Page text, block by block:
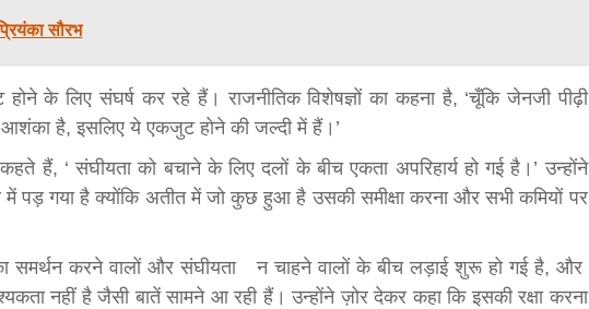
सौरभ
के लिए संघर्ष कर रहे हैं। राजनीतिक विशेषज्ञों का कहना है, ‘चूँकि जेनजी पीढ़ी
है, इसलिए ये एकजुट होने की जल्दी में हैं।’
हैं, ‘ संघीयता को बचाने के लिए दलों के बीच एकता अपरिहार्य हो गई है।’ उन्होंने
गया है क्योंकि अतीत में जो कुछ हुआ है उसकी समीक्षा करना और सभी कमियों पर
समर्थन करने वालों और संघीयता न चाहने वालों के बीच लड़ाई शुरू हो गई है, और
नहीं है जैसी बातें सामने आ रही हैं। उन्होंने ज़ोर देकर कहा कि इसकी रक्षा करना
सीताराम विवाह पंचमी महोत्सव के तीसरे दिन धनुष
यज्ञ का हुआ आयोजन (फोटो सहित)
3 years ago
जनकपुरधाम/मिश्री लाल मधुकर। सीताराम विवाह पंचमी